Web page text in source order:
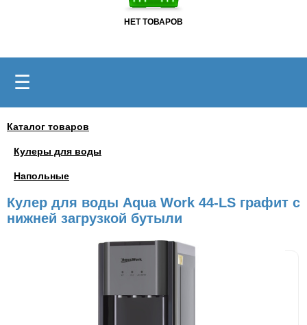
НЕТ ТОВАРОВ
☰
Каталог товаров
Кулеры для воды
Напольные
Кулер для воды Aqua Work 44-LS графит с
нижней загрузкой бутыли